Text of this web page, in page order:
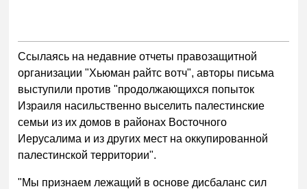
Ссылаясь на недавние отчеты правозащитной
организации "Хьюман райтс вотч", авторы письма
выступили против "продолжающихся попыток
Израиля насильственно выселить палестинские
семьи из их домов в районах Восточного
Иерусалима и из других мест на оккупированной
палестинской территории".
"Мы признаем лежащий в основе дисбаланс сил